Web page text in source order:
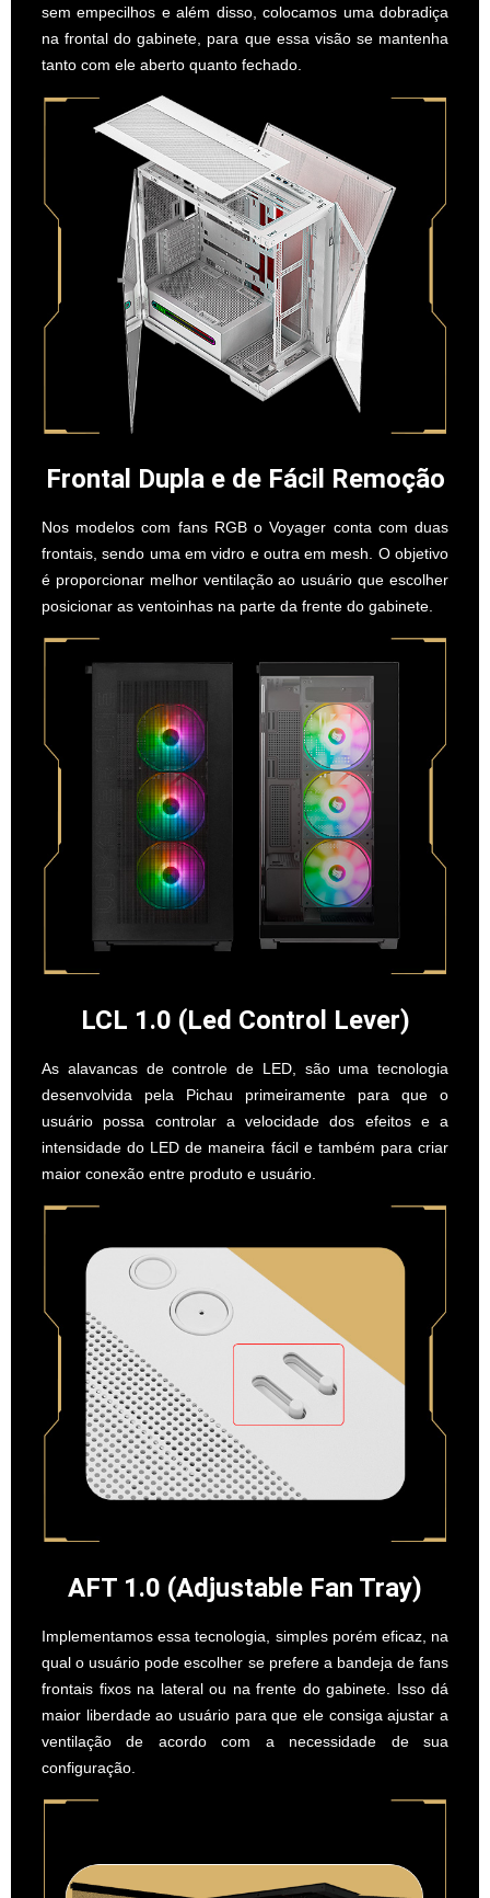
sem empecilhos e além disso, colocamos uma dobradiça
na frontal do gabinete, para que essa visão se mantenha
tanto com ele aberto quanto fechado.
Frontal Dupla e de Fácil Remoção
Nos modelos com fans RGB o Voyager conta com duas
frontais, sendo uma em vidro e outra em mesh. O objetivo
é proporcionar melhor ventilação ao usuário que escolher
posicionar as ventoinhas na parte da frente do gabinete.
LCL 1.0 (Led Control Lever)
As alavancas de controle de LED, são uma tecnologia
desenvolvida pela Pichau primeiramente para que o
usuário possa controlar a velocidade dos efeitos e a
intensidade do LED de maneira fácil e também para criar
maior conexão entre produto e usuário.
AFT 1.0 (Adjustable Fan Tray)
Implementamos essa tecnologia, simples porém eficaz, na
qual o usuário pode escolher se prefere a bandeja de fans
frontais fixos na lateral ou na frente do gabinete. Isso dá
maior liberdade ao usuário para que ele consiga ajustar a
ventilação de acordo com a necessidade de sua
configuração.